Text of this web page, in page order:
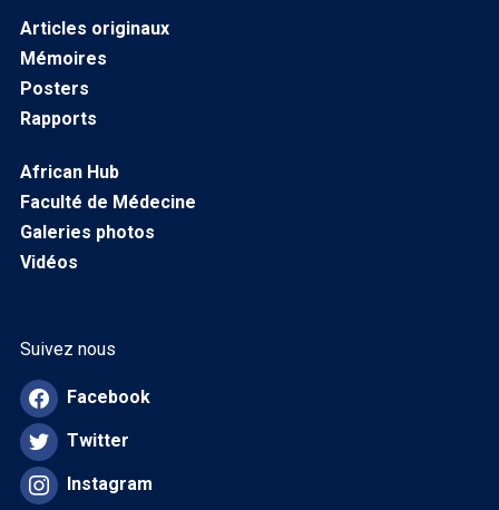
Articles originaux
Mémoires
Posters
Rapports
African Hub
Faculté de Médecine
Galeries photos
Vidéos
Suivez nous
Facebook
Twitter
Instagram